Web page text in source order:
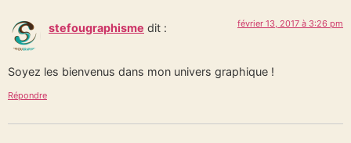
stefougraphisme dit : février 13, 2017 à 3:26 pm
Soyez les bienvenus dans mon univers graphique !
Répondre